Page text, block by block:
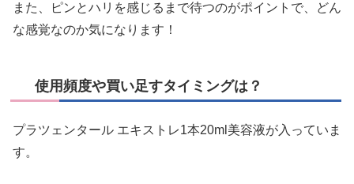
また、ピンとハリを感じるまで待つのがポイントで、どん
な感覚なのか気になります！
使用頻度や買い足すタイミングは？
プラツェンタール エキストレ1本20ml美容液が入っていま
す。